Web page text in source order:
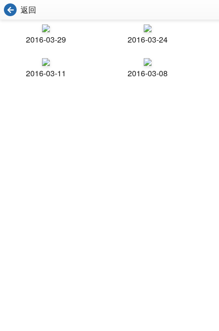
返回
2016-03-29 2016-03-24
2016-03-11 2016-03-08